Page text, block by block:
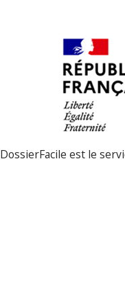
DossierFacile est le